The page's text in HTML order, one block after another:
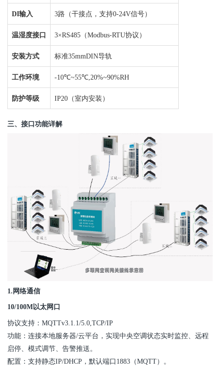
DI输入 3路（干接点，支持0-24V信号）
温湿度接口 3×RS485（Modbus-RTU协议）
安装方式 标准35mmDIN导轨
工作环境 -10℃~55℃,20%~90%RH
防护等级 IP20（室内安装）
三、接口功能详解
1.网络通信
10/100M以太网口
协议支持：MQTTv3.1.1/5.0,TCP/IP
功能：连接本地服务器/云平台，实现中央空调状态实时监控、 远程
启停、模式调节、告警推送。
配置：支持静态IP/DHCP，默认端口1883（MQTT）。